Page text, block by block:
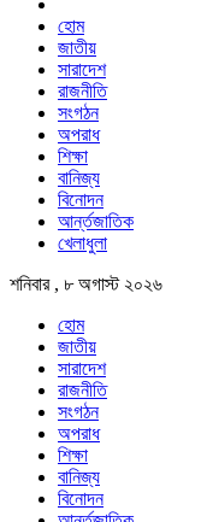
হোম
জাতীয়
সারাদেশ
রাজনীতি
সংগঠন
অপরাধ
শিক্ষা
বানিজ্য
বিনোদন
আর্ন্তজাতিক
খেলাধুলা
শনিবার , ৮ অগাস্ট ২০২৬
হোম
জাতীয়
সারাদেশ
রাজনীতি
সংগঠন
অপরাধ
শিক্ষা
বানিজ্য
বিনোদন